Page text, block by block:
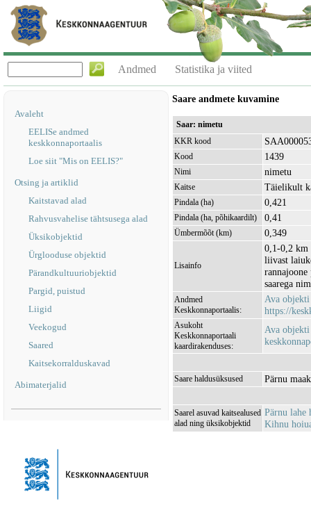
Andmed Statistika ja viited
Avaleht
EELISe andmed
keskkonnaportaalis
Loe siit "Mis on EELIS?"
Otsing ja artiklid
Kaitstavad alad
Rahvusvahelise tähtsusega alad
Üksikobjektid
Ürglooduse objektid
Pärandkultuuriobjektid
Pargid, puistud
Liigid
Veekogud
Saared
Kaitsekorralduskavad
Abimaterjalid
Saare andmete kuvamine
Saar: nimetu
KKR kood
Kood 1439
Nimi nimetu
Kaitse Täielikult
Pindala (ha) 0,421
Pindala (ha, põhikaardilt) 0,41
Ümbermõõt (km) 0,349
Lisainfo
0,1-0,2 km
liivast
saarega
Andmed
Keskkonnaportaalis:
Ava objekti
https://
Asukoht
Keskkonnaportaali
kaardirakenduses:
Ava objekti
Saare haldusüksused Pärnu
Saarel asuvad kaitsealused
alad ning üksikobjektid
Pärnu lahe
Kihnu